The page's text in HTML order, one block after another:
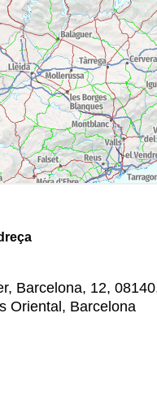
Barcelona, 12,
Oriental, Barcelona